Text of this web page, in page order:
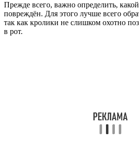
Прежде всего, важно определить,
повреждён. Для этого лучше всего
так как кролики не слишком охотно
в рот.